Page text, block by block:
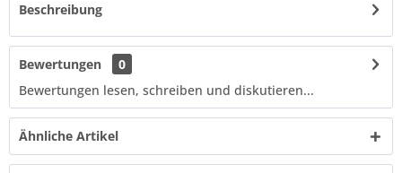
Beschreibung
Bewertungen
0
Bewertungen lesen, schreiben und diskutieren...
Ähnliche Artikel